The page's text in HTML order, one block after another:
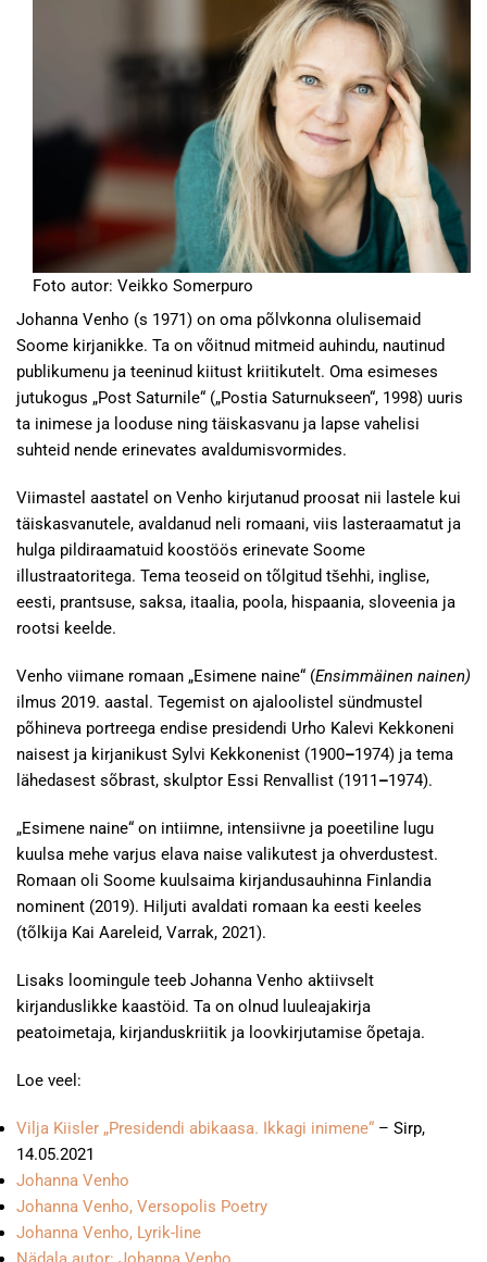
Foto autor: Veikko Somerpuro
Johanna Venho (s 1971) on oma põlvkonna olulisemaid
Soome kirjanikke. Ta on võitnud mitmeid auhindu, nautinud
publikumenu ja teeninud kiitust kriitikutelt. Oma esimeses
jutukogus „Post Saturnile“ („Postia Saturnukseen“, 1998) uuris
ta inimese ja looduse ning täiskasvanu ja lapse vahelisi
suhteid nende erinevates avaldumisvormides.
Viimastel aastatel on Venho kirjutanud proosat nii lastele kui
täiskasvanutele, avaldanud neli romaani, viis lasteraamatut ja
hulga pildiraamatuid koostöös erinevate Soome
illustraatoritega. Tema teoseid on tõlgitud tšehhi, inglise,
eesti, prantsuse, saksa, itaalia, poola, hispaania, sloveenia ja
rootsi keelde.
Venho viimane romaan „Esimene naine“ (Ensimmäinen nainen)
ilmus 2019. aastal. Tegemist on ajaloolistel sündmustel
põhineva portreega endise presidendi Urho Kalevi Kekkoneni
naisest ja kirjanikust Sylvi Kekkonenist (1900–1974) ja tema
lähedasest sõbrast, skulptor Essi Renvallist (1911–1974).
„Esimene naine“ on intiimne, intensiivne ja poeetiline lugu
kuulsa mehe varjus elava naise valikutest ja ohverdustest.
Romaan oli Soome kuulsaima kirjandusauhinna Finlandia
nominent (2019). Hiljuti avaldati romaan ka eesti keeles
(tõlkija Kai Aareleid, Varrak, 2021).
Lisaks loomingule teeb Johanna Venho aktiivselt
kirjanduslikke kaastöid. Ta on olnud luuleajakirja
peatoimetaja, kirjanduskriitik ja loovkirjutamise õpetaja.
Loe veel:
Vilja Kiisler „Presidendi abikaasa. Ikkagi inimene“ – Sirp,
14.05.2021
Johanna Venho
Johanna Venho, Versopolis Poetry
Johanna Venho, Lyrik-line